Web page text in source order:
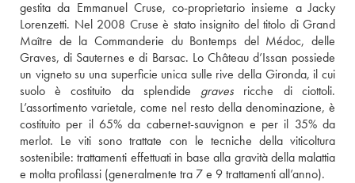
gestita da Emmanuel Cruse, co-proprietario insieme a Jacky
Lorenzetti. Nel 2008 Cruse è stato insignito del titolo di Grand
Maître de la Commanderie du Bontemps del Médoc, delle
Graves, di Sauternes e di Barsac. Lo Château d’Issan possiede
un vigneto su una superficie unica sulle rive della Gironda, il cui
suolo è costituito da splendide graves ricche di ciottoli.
L’assortimento varietale, come nel resto della denominazione, è
costituito per il 65% da cabernet-sauvignon e per il 35% da
merlot. Le viti sono trattate con le tecniche della viticoltura
sostenibile: trattamenti effettuati in base alla gravità della malattia
e molta profilassi (generalmente tra 7 e 9 trattamenti all’anno).